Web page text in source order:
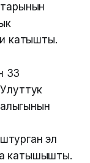
катышты.
33
эл
катышышты.